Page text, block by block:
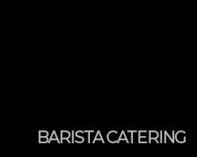
BARISTA CATERING